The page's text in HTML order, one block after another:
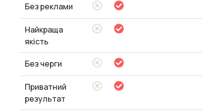
Без реклами
Найкраща
якість
Без черги
Приватний
результат